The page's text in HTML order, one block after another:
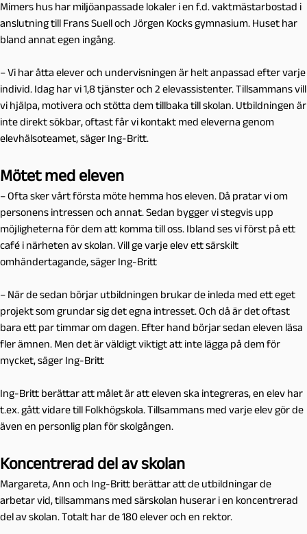
Mimers hus har miljöanpassade lokaler i en f.d. vaktmästarbostad i
anslutning till Frans Suell och Jörgen Kocks gymnasium. Huset har
bland annat egen ingång.
– Vi har åtta elever och undervisningen är helt anpassad efter varje
individ. Idag har vi 1,8 tjänster och 2 elevassistenter. Tillsammans vill
vi hjälpa, motivera och stötta dem tillbaka till skolan. Utbildningen är
inte direkt sökbar, oftast får vi kontakt med eleverna genom
elevhälsoteamet, säger Ing-Britt.
Mötet med eleven
– Ofta sker vårt första möte hemma hos eleven. Då pratar vi om
personens intressen och annat. Sedan bygger vi stegvis upp
möjligheterna för dem att komma till oss. Ibland ses vi först på ett
café i närheten av skolan. Vill ge varje elev ett särskilt
omhändertagande, säger Ing-Britt
– När de sedan börjar utbildningen brukar de inleda med ett eget
projekt som grundar sig det egna intresset. Och då är det oftast
bara ett par timmar om dagen. Efter hand börjar sedan eleven läsa
fler ämnen. Men det är väldigt viktigt att inte lägga på dem för
mycket, säger Ing-Britt
Ing-Britt berättar att målet är att eleven ska integreras, en elev har
t.ex. gått vidare till Folkhögskola. Tillsammans med varje elev gör de
även en personlig plan för skolgången.
Koncentrerad del av skolan
Margareta, Ann och Ing-Britt berättar att de utbildningar de
arbetar vid, tillsammans med särskolan huserar i en koncentrerad
del av skolan. Totalt har de 180 elever och en rektor.